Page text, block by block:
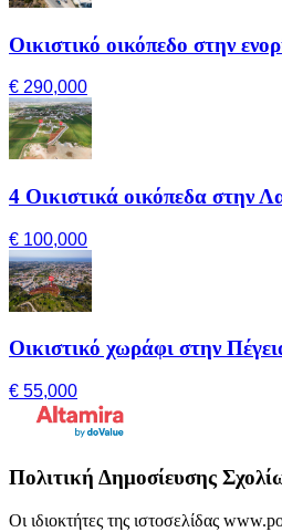
Οικιστικό οικόπεδο στην
€ 290,000
4 Οικιστικά οικόπεδα στην
€ 100,000
Οικιστικό χωράφι στην
€ 55,000
Πολιτική Δημοσίευσης
Οι ιδιοκτήτες της ιστοσελίδας